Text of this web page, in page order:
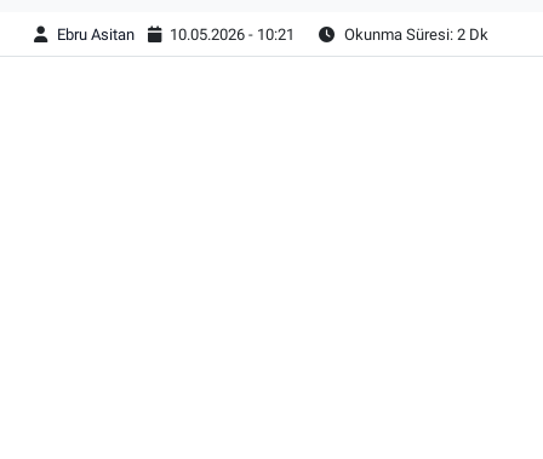
Ebru Asitan 10.05.2026 - 10:21 Okunma Süresi: 2 Dk